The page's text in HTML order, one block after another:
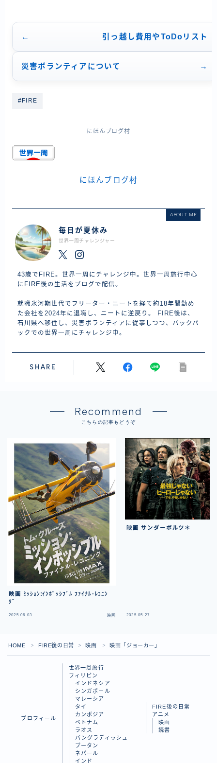
Follow Me
引っ越し費用やToDoリスト
災害ボランティアについて
#FIRE
にほんブログ村
にほんブログ村
ABOUT ME
毎日が夏休み
世界一周チャレンジャー
43歳でFIRE。世界一周にチャレンジ中。世界一周旅行中心
にFIRE後の生活をブログで配信。
就職氷河期世代でフリーター・ニートを経て約18年間勤め
た会社を2024年に退職し、ニートに逆戻り。 FIRE後は、
石川県へ移住し、災害ボランティアに従事しつつ、バックパ
ックでの世界一周にチャレンジ中。
SHARE
Recommend
こちらの記事もどうぞ
映画 ﾐｯｼｮﾝ:ｲﾝﾎﾟｯｼﾌﾞﾙ ﾌｧｲﾅﾙ･ﾚｺﾆﾝ
ｸﾞ
2025.06.03 映画
映画 サンダーボルツ＊
2025.05.27
HOME ＞ FIRE後の日常 ＞ 映画 ＞ 映画「ジョーカー」
プロフィール
世界一周旅行
フィリピン
インドネシア
シンガポール
マレーシア
タイ
カンボジア
ベトナム
ラオス
バングラディッシュ
ブータン
ネパール
インド
FIRE後の日常
アニメ
映画
読書